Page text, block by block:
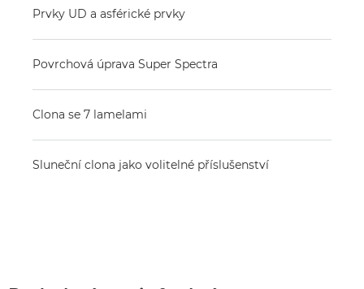
Prvky UD a asférické prvky
Povrchová úprava Super Spectra
Clona se 7 lamelami
Sluneční clona jako volitelné příslušenství